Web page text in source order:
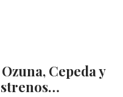
Cepeda y